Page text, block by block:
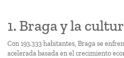
1. Braga y la
Con 193.333 habitantes, Braga se
acelerada basada en el crecimiento